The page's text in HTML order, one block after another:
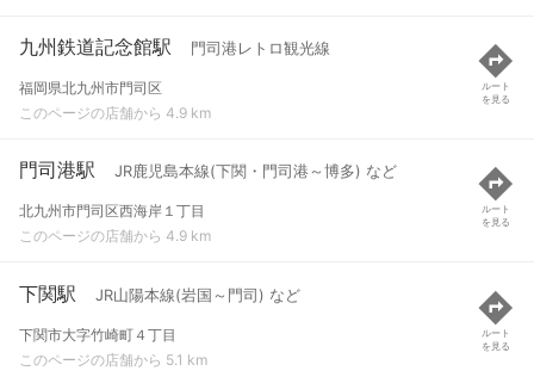
九州鉄道記念館駅 門司港レトロ観光線
福岡県北九州市門司区
このページの店舗から 4.9 km
ルート
を見る
門司港駅 JR鹿児島本線(下関・門司港～博多) など
北九州市門司区西海岸１丁目
このページの店舗から 4.9 km
ルート
を見る
下関駅 JR山陽本線(岩国～門司) など
下関市大字竹崎町４丁目
このページの店舗から 5.1 km
ルート
を見る